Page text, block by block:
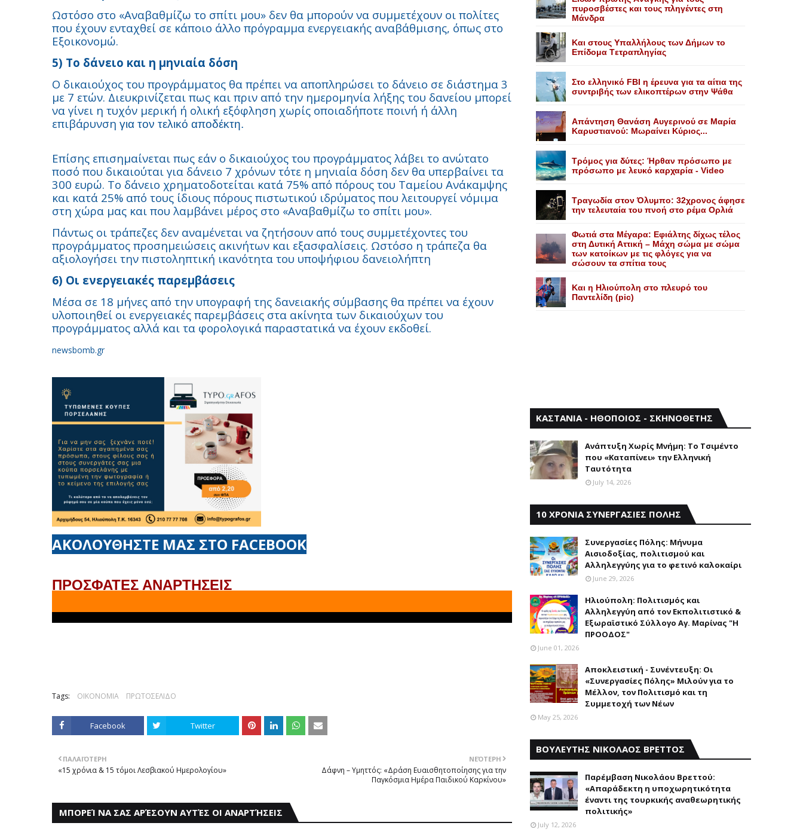
Ωστόσο στο «Αναβαθμίζω το σπίτι μου» δεν θα μπορούν να συμμετέχουν οι πολίτες
που έχουν ενταχθεί σε κάποιο άλλο πρόγραμμα ενεργειακής αναβάθμισης, όπως στο
Εξοικονομώ.
5) Το δάνειο και η μηνιαία δόση
Ο δικαιούχος του προγράμματος θα πρέπει να αποπληρώσει το δάνειο σε διάστημα 3
με 7 ετών. Διευκρινίζεται πως και πριν από την ημερομηνία λήξης του δανείου μπορεί
να γίνει η τυχόν μερική ή ολική εξόφληση χωρίς οποιαδήποτε ποινή ή άλλη
επιβάρυνση για τον τελικό αποδέκτη.
Επίσης επισημαίνεται πως εάν ο δικαιούχος του προγράμματος λάβει το ανώτατο
ποσό που δικαιούται για δάνειο 7 χρόνων τότε η μηνιαία δόση δεν θα υπερβαίνει τα
300 ευρώ. Το δάνειο χρηματοδοτείται κατά 75% από πόρους του Ταμείου Ανάκαμψης
και κατά 25% από τους ίδιους πόρους πιστωτικού ιδρύματος που λειτουργεί νόμιμα
στη χώρα μας και που λαμβάνει μέρος στο «Αναβαθμίζω το σπίτι μου».
Πάντως οι τράπεζες δεν αναμένεται να ζητήσουν από τους συμμετέχοντες του
προγράμματος προσημειώσεις ακινήτων και εξασφαλίσεις. Ωστόσο η τράπεζα θα
αξιολογήσει την πιστοληπτική ικανότητα του υποψήφιου δανειολήπτη
6) Οι ενεργειακές παρεμβάσεις
Μέσα σε 18 μήνες από την υπογραφή της δανειακής σύμβασης θα πρέπει να έχουν
υλοποιηθεί οι ενεργειακές παρεμβάσεις στα ακίνητα των δικαιούχων του
προγράμματος αλλά και τα φορολογικά παραστατικά να έχουν εκδοθεί.
newsbomb.gr
ΑΚΟΛΟΥΘΗΣΤΕ ΜΑΣ ΣΤΟ FACEBOOK
ΠΡΟΣΦΑΤΕΣ ΑΝΑΡΤΗΣΕΙΣ
Tags: ΟΙΚΟΝΟΜΙΑ ΠΡΩΤΟΣΕΛΙΔΟ
Facebook Twitter
ΝΕΌΤΕΡΗ
Δάφνη – Υμηττός: «Δράση Ευαισθητοποίησης για την
Παγκόσμια Ημέρα Παιδικού Καρκίνου»
ΠΑΛΑΙΌΤΕΡΗ
«15 χρόνια & 15 τόμοι Λεσβιακού Ημερολογίου»
ΜΠΟΡΕΊ ΝΑ ΣΑΣ ΑΡΈΣΟΥΝ ΑΥΤΈΣ ΟΙ ΑΝΑΡΤΉΣΕΙΣ
πυροσβέστες και τους πληγέντες στη
Mάνδρα
Kαι στους Yπαλλήλους των Δήμων το
Eπίδομα Tετραπληγίας
Στο ελληνικό FBI η έρευνα για τα αίτια της
συντριβής των ελικοπτέρων στην Ψάθα
Aπάντηση Θανάση Aυγερινού σε Mαρία
Kαρυστιανού: Mωραίνει Kύριος...
Τρόμος για δύτες: Ήρθαν πρόσωπο με
πρόσωπο με λευκό καρχαρία - Video
Τραγωδία στον Όλυμπο: 32χρονος άφησε
την τελευταία του πνοή στο ρέμα Ορλιά
Φωτιά στα Μέγαρα: Εφιάλτης δίχως τέλος
στη Δυτική Αττική – Μάχη σώμα με σώμα
των κατοίκων με τις φλόγες για να
σώσουν τα σπίτια τους
Και η Ηλιούπολη στο πλευρό του
Παντελίδη (pic)
ΚΑΣΤΑΝΙΑ - ΗΘΟΠΟΙΟΣ - ΣΚΗΝΟΘΕΤΗΣ
Aνάπτυξη Xωρίς Mνήμη: Το Τσιμέντο
που «Καταπίνει» την Ελληνική
Ταυτότητα
July 14, 2026
10 ΧΡΟΝΙΑ ΣΥΝΕΡΓΑΣΙΕΣ ΠΟΛΗΣ
Συνεργασίες Πόλης: Mήνυμα
Aισιοδοξίας, πολιτισμού και
Aλληλεγγύης για το φετινό καλοκαίρι
June 29, 2026
Ηλιούπολη: Πολιτισμός και
Aλληλεγγύη από τον Εκπολιτιστικό &
Εξωραϊστικό Σύλλογο Αγ. Μαρίνας "Η
ΠΡΟΟΔΟΣ"
June 01, 2026
Αποκλειστική - Συνέντευξη: Οι
«Συνεργασίες Πόλης» Μιλούν για το
Μέλλον, τον Πολιτισμό και τη
Συμμετοχή των Νέων
May 25, 2026
ΒΟΥΛΕΥΤΗΣ ΝΙΚΟΛΑΟΣ ΒΡΕΤΤΟΣ
Παρέμβαση Nικολάου Bρεττού:
«Aπαράδεκτη η υποχωρητικότητα
έναντι της τουρκικής αναθεωρητικής
πολιτικής»
July 12, 2026